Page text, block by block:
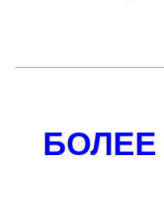
БОЛЕЕ